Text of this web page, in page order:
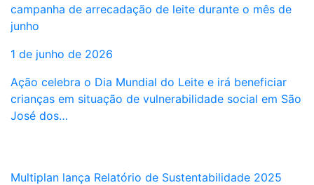
campanha de arrecadação de leite durante o mês de
junho
1 de junho de 2026
Ação celebra o Dia Mundial do Leite e irá beneficiar
crianças em situação de vulnerabilidade social em São
José dos…
Multiplan lança Relatório de Sustentabilidade 2025